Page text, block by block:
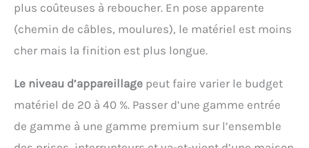
priorité !
plus coûteuses à reboucher. En pose apparente
(chemin de câbles, moulures), le matériel est moins
cher mais la finition est plus longue.
Le niveau d’appareillage peut faire varier le budget
matériel de 20 à 40 %. Passer d’une gamme entrée
de gamme à une gamme premium sur l’ensemble